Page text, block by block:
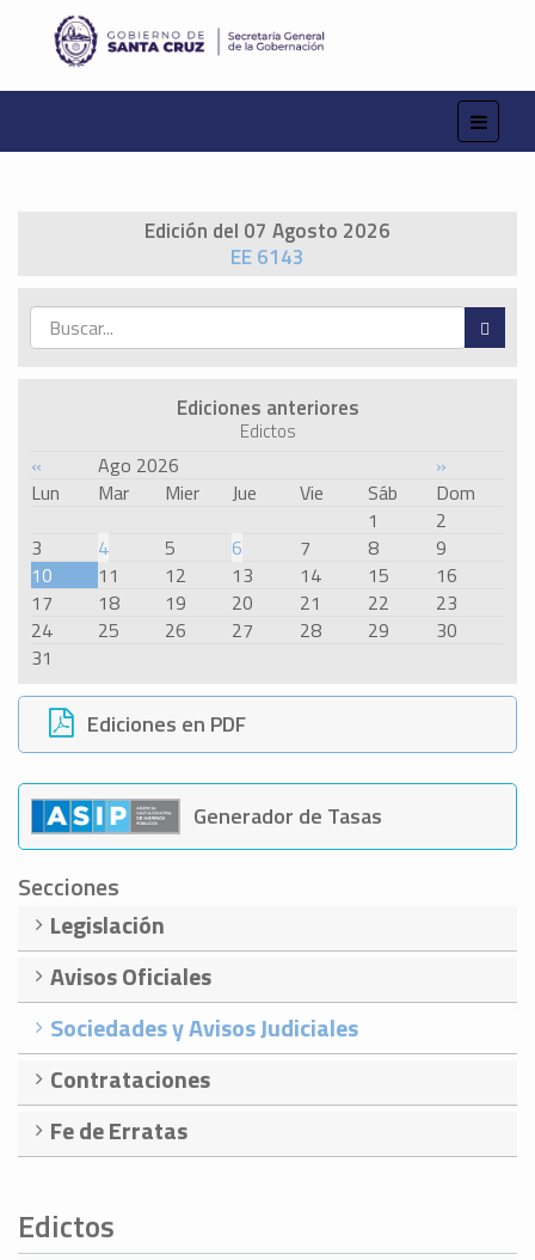
Edición del 07 Agosto 2026
EE 6143
Ediciones anteriores
Edictos
« Ago 2026
»
Lun
Mar Mier Jue Vie Sáb
Dom
1
2
3
4 5 6 7 8
9
10
11 12 13 14 15
16
17
18 19 20 21 22
23
24
25 26 27 28 29
30
31
Ediciones en PDF
Generador de Tasas
Secciones
Legislación
Avisos Oficiales
Sociedades y Avisos Judiciales
Contrataciones
Fe de Erratas
Edictos